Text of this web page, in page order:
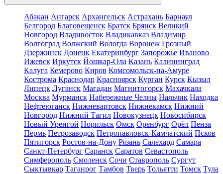
Абакан Ангарск Архангельск Астрахань Барнаул
Белгород Благовещенск Братск Брянск Великий
Новгород Владивосток Владикавказ Владимир
Волгоград Волжский Вологда Воронеж Грозный
Дзержинск Донецк Екатеринбург Запорожье Иваново
Ижевск Иркутск Йошкар-Ола Казань Калининград
Калуга Кемерово Киров Комсомольск-на-Амуре
Кострома Краснодар Красноярск Курган Курск Кызыл
Липецк Луганск Магадан Магнитогорск Махачкала
Москва Мурманск Набережные Челны Нальчик Находка
Нефтеюганск Нижневартовск Нижнекамск Нижний
Новгород Нижний Тагил Новокузнецк Новосибирск
Новый Уренгой Норильск Омск Оренбург Орёл Пенза
Пермь Петрозаводск Петропавловск-Камчатский Псков
Пятигорск Ростов-на-Дону Рязань Салехард Самара
Санкт-Петербург Саранск Саратов Севастополь
Симферополь Смоленск Сочи Ставрополь Сургут
Сыктывкар Таганрог Тамбов Тверь Тольятти Томск Тула